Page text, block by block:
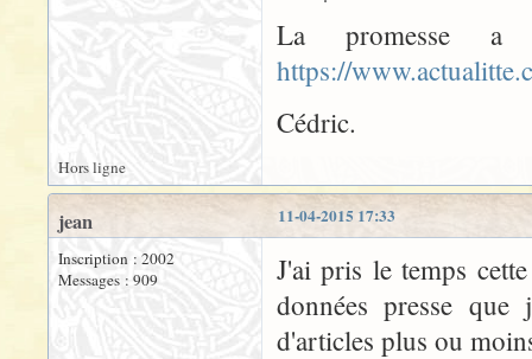
La promesse
https://
Cédric.
Hors ligne
11-04-2015 17:33
jean
Inscription : 2002
Messages : 909
J'ai pris le temps
données presse
d'articles plus ou